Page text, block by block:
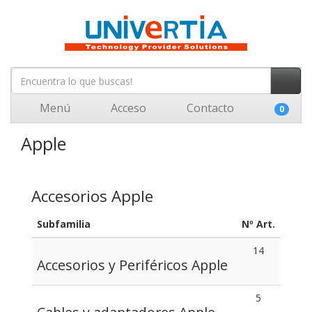
Menú Acceso Contacto 0
Apple
Accesorios Apple
Subfamilia Nº Art.
Accesorios y Periféricos Apple
14
5